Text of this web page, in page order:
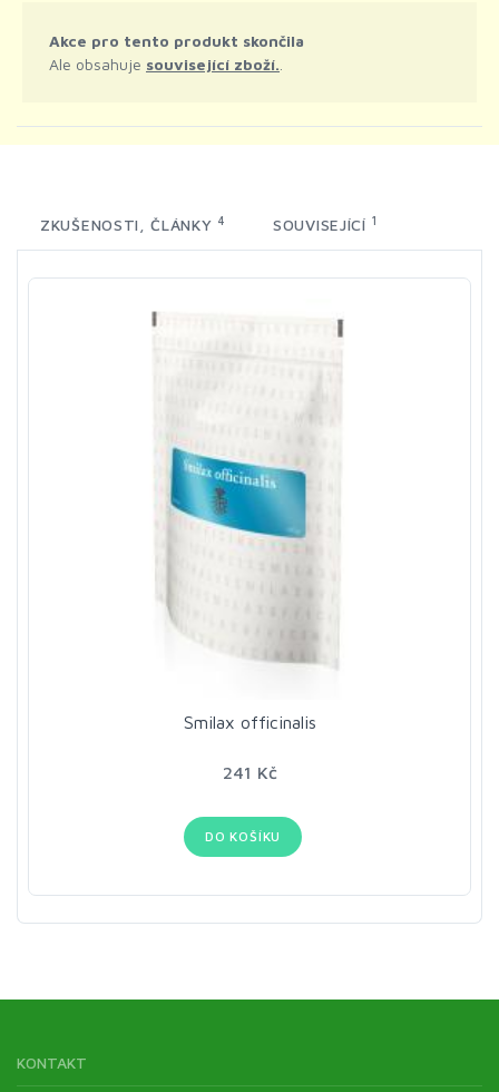
Akce pro tento produkt skončila
Ale obsahuje související zboží.
ZKUŠENOSTI, ČLÁNKY 4 SOUVISEJÍCÍ 1
Smilax officinalis
241 Kč
DO KOŠÍKU
KONTAKT